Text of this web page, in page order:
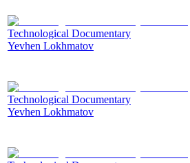
Technological Documentary
Yevhen Lokhmatov
Technological Documentary
Yevhen Lokhmatov